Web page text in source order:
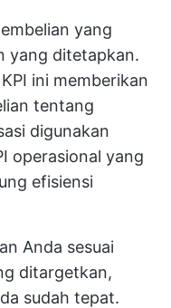
yang
yang ditetapkan.
ini memberikan
tentang
digunakan
operasional yang
efisiensi
Anda sesuai
ditargetkan,
sudah tepat.